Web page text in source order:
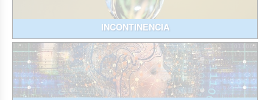
INCONTINENCIA